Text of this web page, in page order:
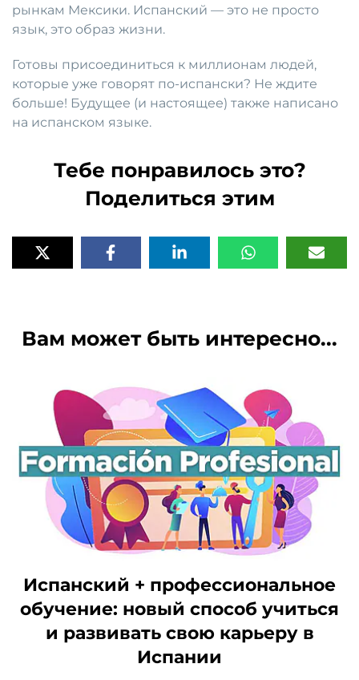
рынкам Мексики. Испанский — это не просто
язык, это образ жизни.
Готовы присоединиться к миллионам людей,
которые уже говорят по-испански? Не ждите
больше! Будущее (и настоящее) также написано
на испанском языке.
Тебе понравилось это?
Поделиться этим
Вам может быть интересно...
Испанский + профессиональное
обучение: новый способ учиться
и развивать свою карьеру в
Испании